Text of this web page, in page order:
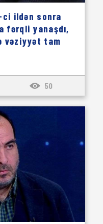
ildən sonra
fərqli yanaşdı,
vəziyyət tam
50